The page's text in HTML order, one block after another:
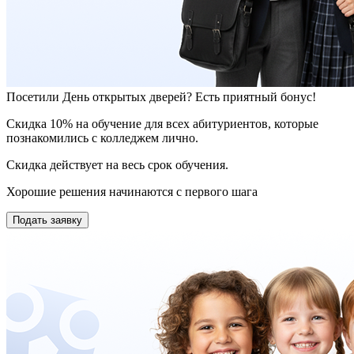
Посетили День открытых дверей? Есть приятный бонус!
Скидка 10% на обучение для всех абитуриентов, которые
познакомились с колледжем лично.
Скидка действует на весь срок обучения.
Хорошие решения начинаются с первого шага
Подать заявку